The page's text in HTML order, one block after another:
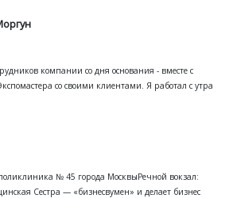
компании со дня основания - вместе с
со своими клиентами. Я работал с утра
№ 45 города МосквыРечной вокзал:
Сестра — «бизнесвумен» и делает бизнес